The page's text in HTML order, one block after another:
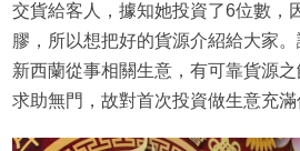
交貨給客人，據知她投資了6位數，
膠，所以想把好的貨源介紹給大家
新西蘭從事相關生意，有可靠貨源
求助無門，故對首次投資做生意充滿